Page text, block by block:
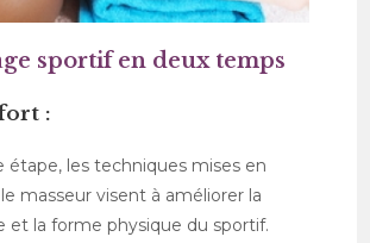
sportif en deux temps
:
étape, les techniques mises en
masseur visent à améliorer la
et la forme physique du sportif.